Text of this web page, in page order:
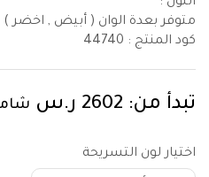
اللون :
متوفر بعدة الوان ( أبيض , اخضر )
كود المنتج : 44740
تبدأ من: 2602 ر.س
اختيار لون التسريحة